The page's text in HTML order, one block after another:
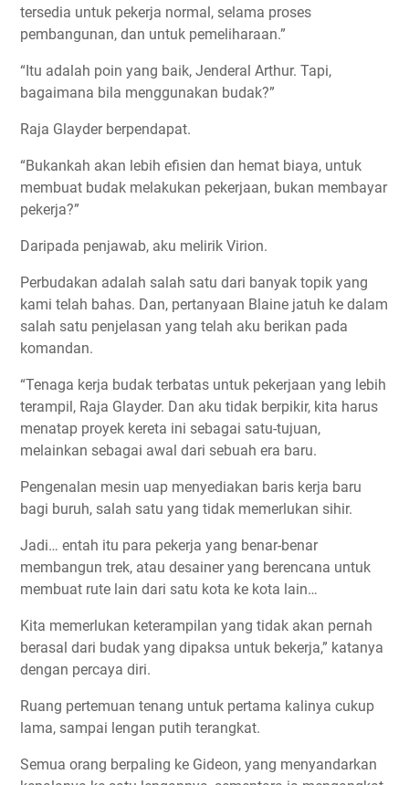
tersedia untuk pekerja normal, selama proses
pembangunan, dan untuk pemeliharaan.”
“Itu adalah poin yang baik, Jenderal Arthur. Tapi,
bagaimana bila menggunakan budak?”
Raja Glayder berpendapat.
“Bukankah akan lebih efisien dan hemat biaya, untuk
membuat budak melakukan pekerjaan, bukan membayar
pekerja?”
Daripada penjawab, aku melirik Virion.
Perbudakan adalah salah satu dari banyak topik yang
kami telah bahas. Dan, pertanyaan Blaine jatuh ke dalam
salah satu penjelasan yang telah aku berikan pada
komandan.
“Tenaga kerja budak terbatas untuk pekerjaan yang lebih
terampil, Raja Glayder. Dan aku tidak berpikir, kita harus
menatap proyek kereta ini sebagai satu-tujuan,
melainkan sebagai awal dari sebuah era baru.
Pengenalan mesin uap menyediakan baris kerja baru
bagi buruh, salah satu yang tidak memerlukan sihir.
Jadi… entah itu para pekerja yang benar-benar
membangun trek, atau desainer yang berencana untuk
membuat rute lain dari satu kota ke kota lain…
Kita memerlukan keterampilan yang tidak akan pernah
berasal dari budak yang dipaksa untuk bekerja,” katanya
dengan percaya diri.
Ruang pertemuan tenang untuk pertama kalinya cukup
lama, sampai lengan putih terangkat.
Semua orang berpaling ke Gideon, yang menyandarkan